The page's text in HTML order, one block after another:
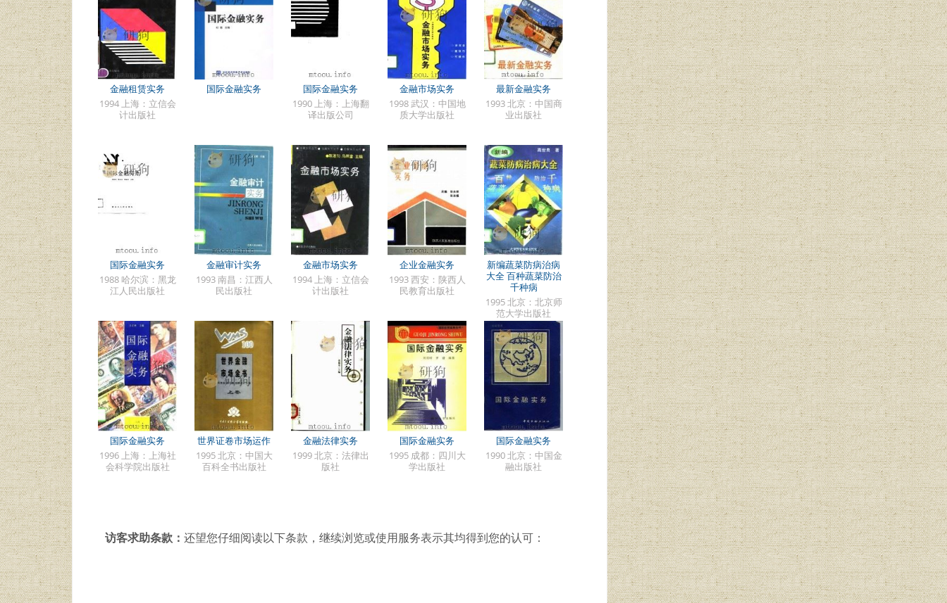
金融租赁实务
1994 上海：立信会
计出版社
国际金融实务
国际金融实务
1990 上海：上海翻
译出版公司
金融市场实务
1998 武汉：中国地
质大学出版社
最新金融实务
1993 北京：中国商
业出版社
国际金融实务
1988 哈尔滨：黑龙
江人民出版社
金融审计实务
1993 南昌：江西人
民出版社
金融市场实务
1994 上海：立信会
计出版社
企业金融实务
1993 西安：陕西人
民教育出版社
新编蔬菜防病治病
大全 百种蔬菜防治
千种病
1995 北京：北京师
范大学出版社
国际金融实务
1996 上海：上海社
会科学院出版社
世界证卷市场运作
1995 北京：中国大
百科全书出版社
金融法律实务
1999 北京：法律出
版社
国际金融实务
1995 成都：四川大
学出版社
国际金融实务
1990 北京：中国金
融出版社
访客求助条款： 还望您仔细阅读以下条款，继续浏览或使用服务表示其均得到您的认可：